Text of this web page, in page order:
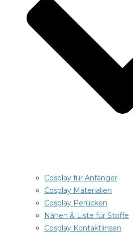
Cosplay für Anfänger
Cosplay Materialien
Cosplay Perücken
Nähen & Liste für Stoffe
Cosplay Kontaktlinsen